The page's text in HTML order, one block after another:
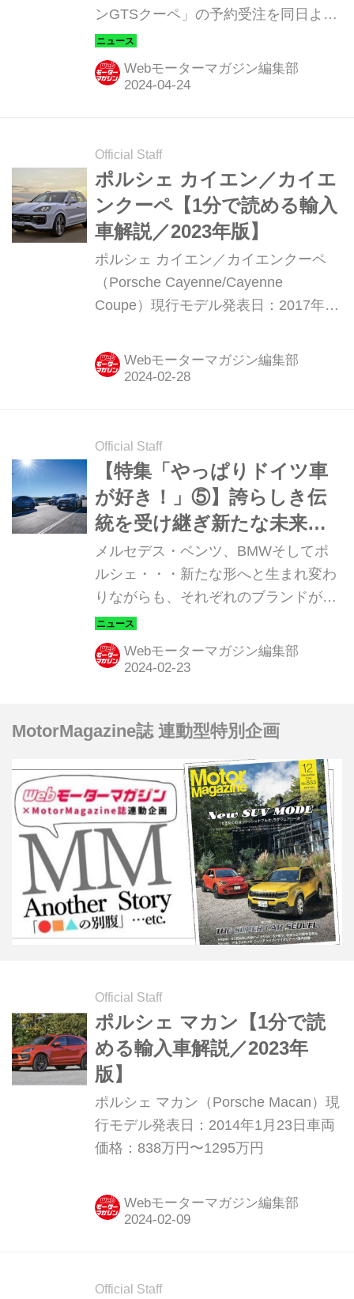
ンGTSクーペ」の予約受注を同日より
日本全国のポルシェ正規販売店にて開
始することを発表した。
Webモーターマガジン編集部
Official Staff
ポルシェ カイエン／カイエ
ンクーペ【1分で読める輸入
車解説／2023年版】
ポルシェ カイエン／カイエンクーペ
（Porsche Cayenne/Cayenne
Coupe）現行モデル発表日：2017年12
（カイエンクーペ）車両価格：1198万
円〜2790万円
Webモーターマガジン編集部
Official Staff
【特集「やっぱりドイツ車
が好き！」⑤】誇らしき伝
統を受け継ぎ新たな未来を
拓く、SUVのニュースタン
ダードたち【メルセデス・
ベンツ GLE／BMW X7／ポ
ルシェ カイエン】
メルセデス・ベンツ、BMWそしてポ
ルシェ・・・新たな形へと生まれ変わ
りながらも、それぞれのブランドが育
んできた伝統はそこに、確かに受け継
がれていた。いや、SUVという形だか
らこそ、ニュースタンダードたる新た
号よりダイジェスト） それぞれにブラ
ンドの誇りを背負った特別な存在 今回
試乗したのは、いずれもドイツを代表
するブランドである。メルセデス・ベ
ンツ、BMW、そしてポルシェが市場
へ投入するSUV。 各々「GLE 300d
4MATIC（以下、GLE300d）」「X7
xDrive 40d エクセレンス（...
Webモーターマガジン編集部
MotorMagazine誌 連動型特別企画
Official Staff
ポルシェ マカン【1分で読
める輸入車解説／2023年
版】
ポルシェ マカン（Porsche Macan）現
行モデル発表日：2014年1月23日車両
価格：838万円〜1295万円
Webモーターマガジン編集部
Official Staff